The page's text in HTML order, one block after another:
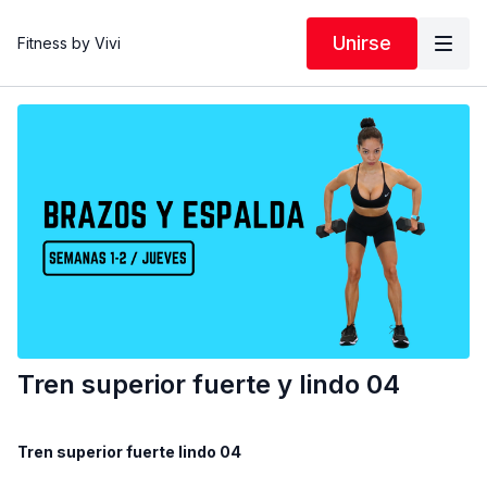
Fitness by Vivi Unirse
Tren superior fuerte y lindo 04
Tren superior fuerte lindo 04